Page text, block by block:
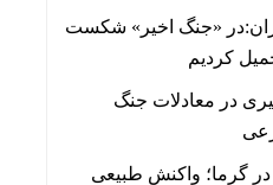
«جنگ اخیر» شکست
کردیم
۲ چه تاثیری در معادلات جنگ
گرما؛ واکنش طبیعی